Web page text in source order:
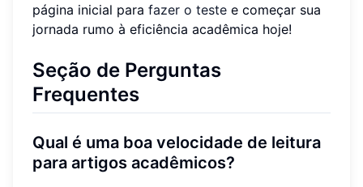
página inicial para fazer o teste e começar sua
jornada rumo à eficiência acadêmica hoje!
Seção de Perguntas
Frequentes
Qual é uma boa velocidade de leitura
para artigos acadêmicos?